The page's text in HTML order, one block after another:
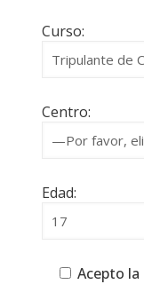
Curso:
Centro:
Edad:
Acepto la